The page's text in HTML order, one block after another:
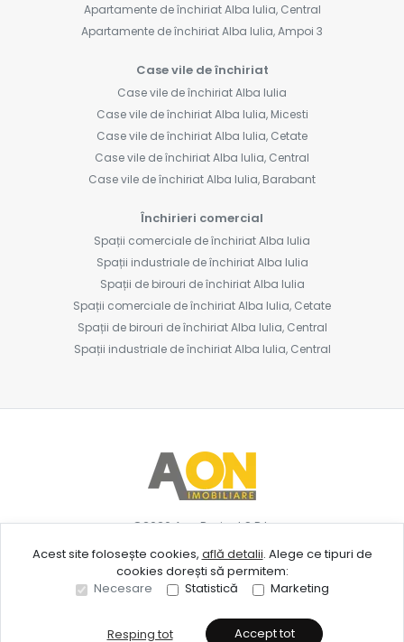
Apartamente de închiriat Alba Iulia, Central
Apartamente de închiriat Alba Iulia, Ampoi 3
Case vile de închiriat
Case vile de închiriat Alba Iulia
Case vile de închiriat Alba Iulia, Micesti
Case vile de închiriat Alba Iulia, Cetate
Case vile de închiriat Alba Iulia, Central
Case vile de închiriat Alba Iulia, Barabant
Închirieri comercial
Spații comerciale de închiriat Alba Iulia
Spații industriale de închiriat Alba Iulia
Spații de birouri de închiriat Alba Iulia
Spații comerciale de închiriat Alba Iulia, Cetate
Spații de birouri de închiriat Alba Iulia, Central
Spații industriale de închiriat Alba Iulia, Central
©2026Aon Project S.R.L.
Site creat în
Acest site folosește cookies, află detalii. Alege ce tipuri de
cookies dorești să permitem:
Necesare
Statistică Marketing
Resping tot Accept tot